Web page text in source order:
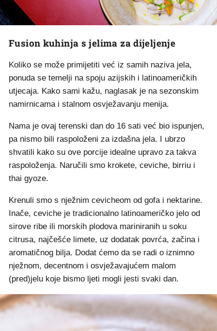
Fusion kuhinja s jelima za dijeljenje
Koliko se može primijetiti već iz samih naziva jela,
ponuda se temelji na spoju azijskih i latinoameričkih
utjecaja. Kako sami kažu, naglasak je na sezonskim
namirnicama i stalnom osvježavanju menija.
Nama je ovaj terenski dan do 16 sati već bio ispunjen,
pa nismo bili raspoloženi za izdašna jela. I ubrzo
shvatili kako su ove porcije idealne upravo za takva
raspoloženja. Naručili smo krokete, ceviche, birriu i
thai gyoze.
Krenuli smo s nježnim cevicheom od gofa i nektarine.
Inače, ceviche je tradicionalno latinoameričko jelo od
sirove ribe ili morskih plodova mariniranih u soku
citrusa, najčešće limete, uz dodatak povrća, začina i
aromatičnog bilja. Dodat ćemo da se radi o iznimno
nježnom, decentnom i osvježavajućem malom
(pred)jelu koje bismo ljeti mogli jesti svaki dan.